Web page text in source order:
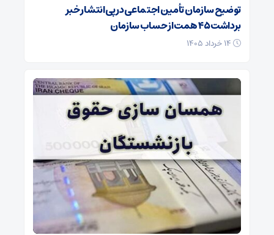
توضیح سازمان تأمین اجتماعی در پی انتشار خبر
برداشت ۴۵ همت از حساب سازمان